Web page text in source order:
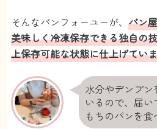
そんなパンフォーユーが、パン
美味しく冷凍保存できる独自の
上保存可能な状態に仕上げてい
水分やデンプン
いるので、届
もちのパンを食